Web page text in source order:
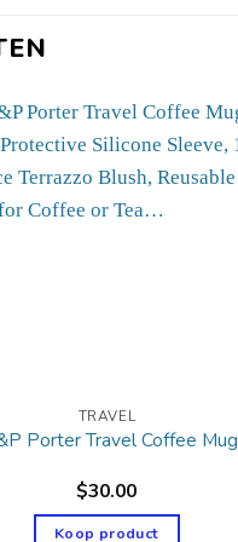
TRAVEL
Porter Travel Coffee Mug
$30.00
Koop product